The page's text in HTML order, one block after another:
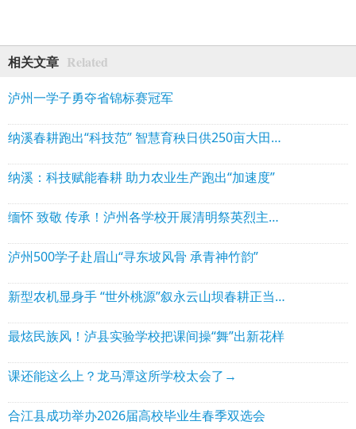
相关文章 Related
泸州一学子勇夺省锦标赛冠军
纳溪春耕跑出“科技范” 智慧育秧日供250亩大田用秧
纳溪：科技赋能春耕 助力农业生产跑出“加速度”
缅怀 致敬 传承！泸州各学校开展清明祭英烈主题系列活动
泸州500学子赴眉山“寻东坡风骨 承青神竹韵”
新型农机显身手 “世外桃源”叙永云山坝春耕正当时
最炫民族风！泸县实验学校把课间操“舞”出新花样
课还能这么上？龙马潭这所学校太会了→
合江县成功举办2026届高校毕业生春季双选会